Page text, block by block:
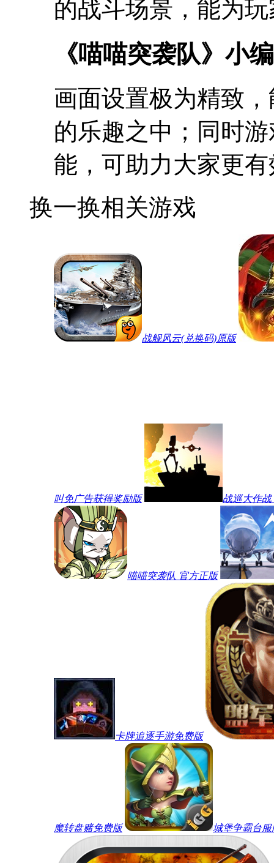
的战斗场景，能为
《喵喵突袭队》小
画面设置极为精致
的乐趣之中；同时
能，可助力大家更
换一换相关游戏
战舰风云(兑换码)原版
叫免广告获得奖励版 战巡大作
喵喵突袭队 官方正版
卡牌追逐手游免费版
魔转盘赌免费版 城堡争霸台服